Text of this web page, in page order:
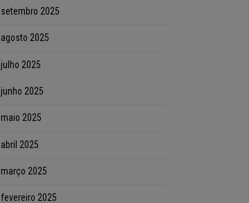
setembro 2025
agosto 2025
julho 2025
junho 2025
maio 2025
abril 2025
março 2025
fevereiro 2025